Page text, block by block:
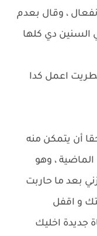
، وقال بعدم
دي كلها
اعمل كدا
أن يتمكن منه
، وهو
بعد ما حاربت
و اقفل
جديدة اخليك